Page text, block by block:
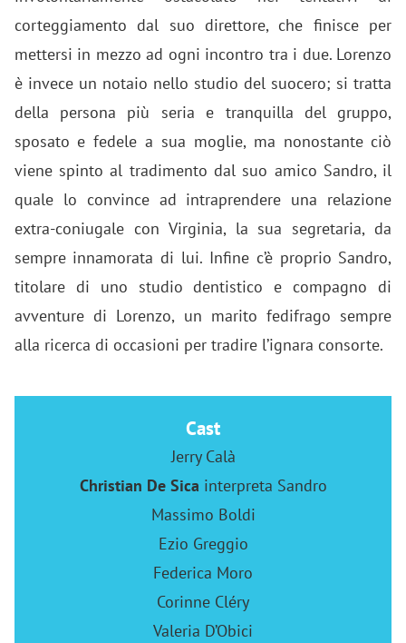
corteggiamento dal suo direttore, che finisce per
mettersi in mezzo ad ogni incontro tra i due. Lorenzo
è invece un notaio nello studio del suocero; si tratta
della persona più seria e tranquilla del gruppo,
sposato e fedele a sua moglie, ma nonostante ciò
viene spinto al tradimento dal suo amico Sandro, il
quale lo convince ad intraprendere una relazione
extra-coniugale con Virginia, la sua segretaria, da
sempre innamorata di lui. Infine c’è proprio Sandro,
titolare di uno studio dentistico e compagno di
avventure di Lorenzo, un marito fedifrago sempre
alla ricerca di occasioni per tradire l’ignara consorte.
Cast
Jerry Calà
Christian De Sica interpreta Sandro
Massimo Boldi
Ezio Greggio
Federica Moro
Corinne Cléry
Valeria D’Obici